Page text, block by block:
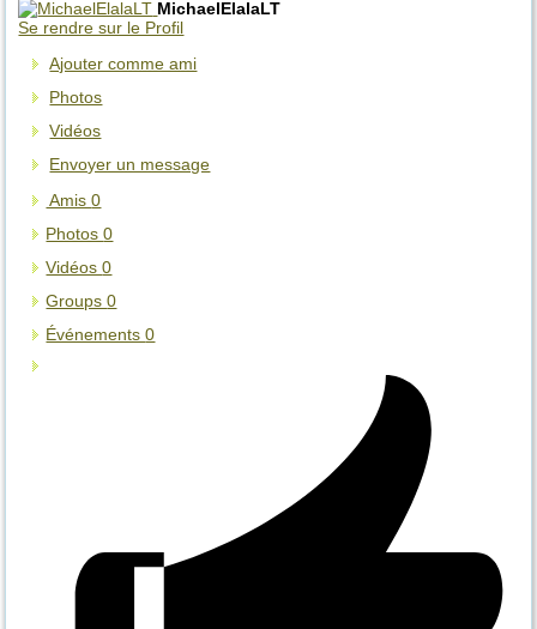
MichaelElalaLT
Se rendre sur le Profil
Ajouter comme ami
Photos
Vidéos
Envoyer un message
Amis0
Photos0
Vidéos0
Groups0
Événements0